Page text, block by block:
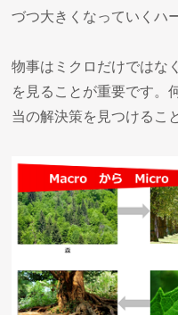
づつ大きくなっていくハ
物事はミクロだけではな
を見ることが重要です。
当の解決策を見つけるこ